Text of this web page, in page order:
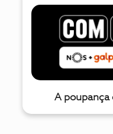
A poupança